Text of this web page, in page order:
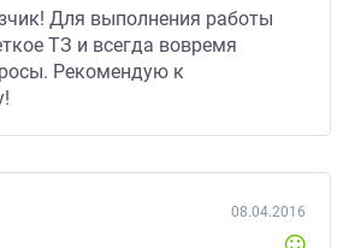
Для выполнения работы
ТЗ и всегда вовремя
Рекомендую к
08.04.2016